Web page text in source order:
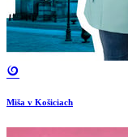
Miša v Košiciach